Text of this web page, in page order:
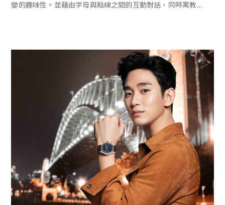
變的趣味性。並藉由字母與點線之間的互動對話，同時寓教於